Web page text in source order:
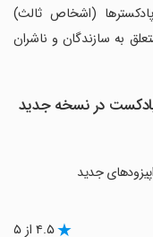
(اشخاص ثالث)
به سازندگان و ناشران
در نسخه جدید
جدید
۴.۵ از ۵